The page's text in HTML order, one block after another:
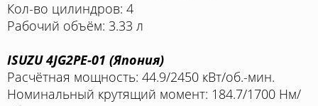
Кол-во цилиндров: 4
Рабочий объём: 3.33 л
ISUZU 4JG2PE-01 (Япония)
Расчётная мощность: 44.9/2450 кВт/об.-мин.
Номинальный крутящий момент: 184.7/1700 Нм/